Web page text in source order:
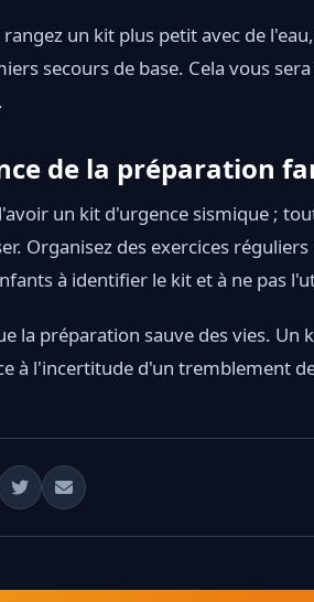
un kit plus petit avec de
secours de base. Cela vous
de la préparation
un kit d'urgence sismique ;
Organisez des exercices
à identifier le kit et à ne pas
la préparation sauve des vies.
à l'incertitude d'un tremblement